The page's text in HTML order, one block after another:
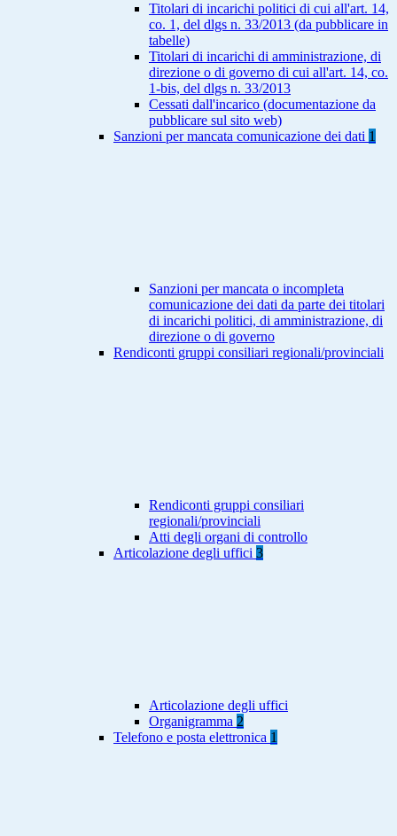
Titolari di incarichi politici di cui all'art. 14,
co. 1, del dlgs n. 33/2013 (da pubblicare in
tabelle)
Titolari di incarichi di amministrazione, di
direzione o di governo di cui all'art. 14, co.
1-bis, del dlgs n. 33/2013
Cessati dall'incarico (documentazione da
pubblicare sul sito web)
Sanzioni per mancata comunicazione dei dati 1
Sanzioni per mancata o incompleta
comunicazione dei dati da parte dei titolari
di incarichi politici, di amministrazione, di
direzione o di governo
Rendiconti gruppi consiliari regionali/provinciali
Rendiconti gruppi consiliari
regionali/provinciali
Atti degli organi di controllo
Articolazione degli uffici 3
Articolazione degli uffici
Organigramma 2
Telefono e posta elettronica 1